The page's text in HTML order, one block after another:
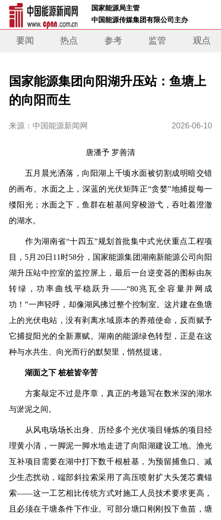
国家能源局主管
中国能源传媒集团有限公司主办
要闻 热点 参考 监管 观点
国家能源集团向阳湖升压站：鱼塘上
的向阳而生
来源：中国能源新闻网 2026-06-10
唐潘予 罗善清
五月晨光洒落，向阳湖上千顷水面被切割成明暗交错
的画布。水面之上，深蓝的光伏矩阵正“贪婪”地捕捉每一
缕阳光；水面之下，鱼群在桩基间穿梭游弋，吞吐着澄澈
的湖水。
作为湖南省“十四五”规划首批集中式光伏重点工程项
目，5月20日11时58分，国家能源集团湖南新能源公司向阳
湖升压站中控室的监控屏上，最后一台逆变器的图标由灰
转绿，功率曲线平稳跃升——“80兆瓦全容量并网成
功！”一声轻呼，却像湖风拂过整个控制室。这片建在鱼塘
上的光伏电站，没有剥离水域原本的养殖使命，反而赋予
它捕捉阳光的全新禀赋。湖南的能源绿色转型，正是在这
种与水共生、向光而行的默契里，悄然提速。
湖面之下 桩桩皆辛苦
方案敲定不过是序章，真正的考题写在数米深的湖水
与淤泥之间。
从风电场场长出身、历经多个光伏项目锤炼的项目经
理黄小清，一脚泥一脚水地走进了向阳湖建设工地。渔光
互补项目需要在湖中打下数千根桩基，为预留捕鱼口、减
少生态扰动，端部斜拉索采用了高压喷射扩大头笼芯囊锚
索——这一工艺相比传统方式对施工人员技术要求更高，
且必须在干塘条件下作业。可部分塘口刚刚投下鱼苗，塘